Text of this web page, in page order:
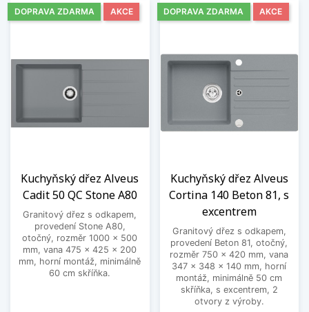
Kuchyňský dřez Alveus
Cadit 50 QC Stone A80
Granitový dřez s odkapem,
provedení Stone A80,
otočný, rozměr 1000 x 500
mm, vana 475 x 425 x 200
mm, horní montáž, minimálně
60 cm skříňka.
DOPRAVA ZDARMA AKCE
Kuchyňský dřez Alveus
Cortina 140 Beton 81, s
excentrem
Granitový dřez s odkapem,
provedení Beton 81, otočný,
rozměr 750 x 420 mm, vana
347 x 348 x 140 mm, horní
montáž, minimálně 50 cm
skříňka, s excentrem, 2
otvory z výroby.
DOPRAVA ZDARMA AKCE